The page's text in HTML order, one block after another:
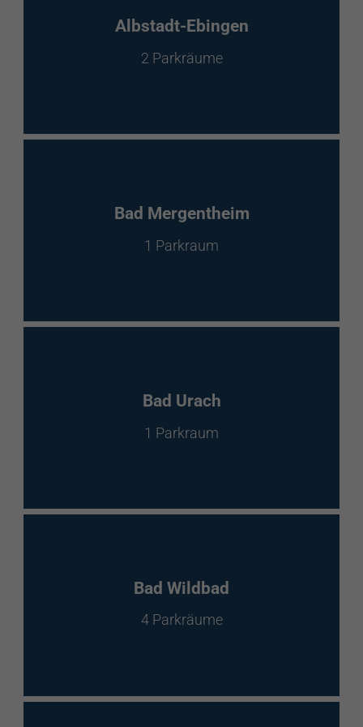
EnBW Mobility
Spontanladen
Albstadt-Ebingen
2 Parkräume
Bad Mergentheim
1 Parkraum
Bad Urach
1 Parkraum
Bad Wildbad
4 Parkräume